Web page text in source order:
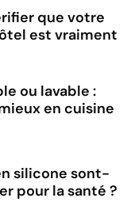
que votre
est vraiment
ou lavable :
en cuisine
silicone sont-
pour la santé ?